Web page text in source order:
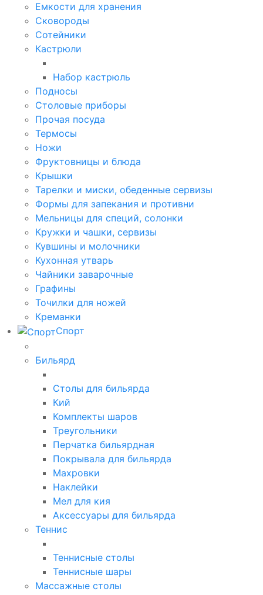
Емкости для хранения
Сковороды
Сотейники
Кастрюли
Набор кастрюль
Подносы
Столовые приборы
Прочая посуда
Термосы
Ножи
Фруктовницы и блюда
Крышки
Тарелки и миски, обеденные сервизы
Формы для запекания и противни
Мельницы для специй, солонки
Кружки и чашки, сервизы
Кувшины и молочники
Кухонная утварь
Чайники заварочные
Графины
Точилки для ножей
Креманки
Спорт
Бильярд
Столы для бильярда
Кий
Комплекты шаров
Треугольники
Перчатка бильярдная
Покрывала для бильярда
Махровки
Наклейки
Мел для кия
Аксессуары для бильярда
Теннис
Теннисные столы
Теннисные шары
Массажные столы